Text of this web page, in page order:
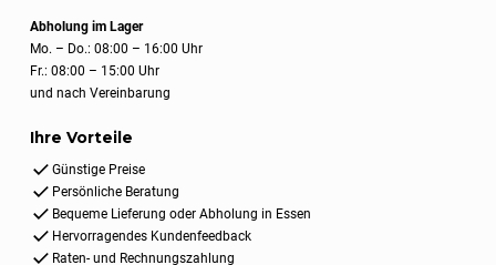
Abholung im Lager
Mo. – Do.: 08:00 – 16:00 Uhr
Fr.: 08:00 – 15:00 Uhr
und nach Vereinbarung
Ihre Vorteile
Günstige Preise
Persönliche Beratung
Bequeme Lieferung oder Abholung in Essen
Hervorragendes Kundenfeedback
Raten- und Rechnungszahlung